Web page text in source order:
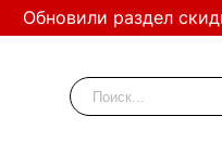
Обновили раздел